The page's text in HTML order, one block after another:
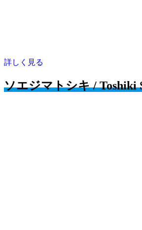
詳しく見る
ソエジマトシキ / Toshiki